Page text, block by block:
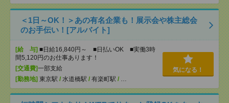
＜1日～OK！＞あの有名企業も！展示会や株主総会
のお手伝い！[アルバイト]
[給 与] ■日給16,840円～ ■日払いOK ■実働3時
間5,120円のお仕事あります！
[交通費]一部支給
[勤務地] 東京駅 / 水道橋駅 / 有楽町駅 / …
気になる！